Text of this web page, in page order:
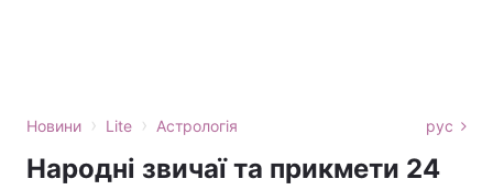
Новини › Lite › Астрологія рус
Народні звичаї та прикмети 24